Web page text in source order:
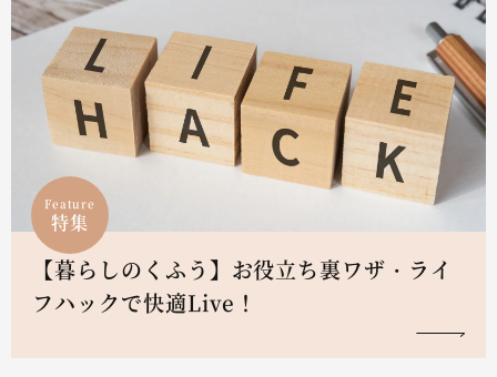
Feature
特集
【暮らしのくふう】お役立ち裏ワザ・ライ
フハックで快適Live！